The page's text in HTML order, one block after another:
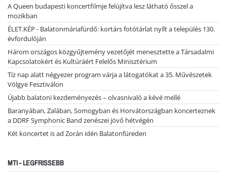
A Queen budapesti koncertfilmje felújítva lesz látható ősszel a
mozikban
ÉLET.KÉP - Balatonmáriafürdő: kortárs fotótárlat nyílt a település 130.
évfordulóján
Három országos közgyűjtemény vezetőjét menesztette a Társadalmi
Kapcsolatokért és Kultúráért Felelős Minisztérium
Tíz nap alatt négyezer program várja a látogatókat a 35. Művészetek
Völgye Fesztiválon
Újabb balatoni kezdeményezés – olvasnivaló a kévé mellé
Baranyában, Zalában, Somogyban és Horvátországban koncerteznek
a DDRF Symphonic Band zenészei jövő hétvégén
Két koncertet is ad Zorán idén Balatonfüreden
MTI - LEGFRISSEBB